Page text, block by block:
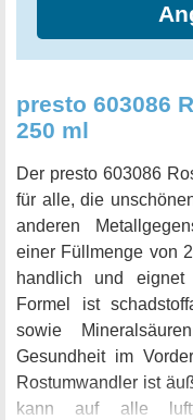
presto 603086
250 ml
Der presto 603086
für alle, die
anderen
einer Füllmenge von
handlich und
Formel ist
sowie
Gesundheit im
Rostumwandler ist
kann auf alle